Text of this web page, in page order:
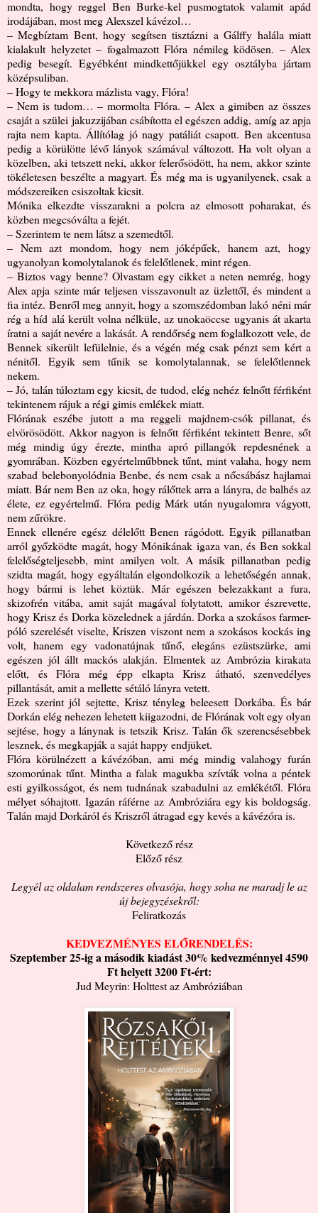
mondta, hogy reggel Ben Burke-kel pusmogtatok valamit apád
irodájában, most meg Alexszel kávézol…
– Megbíztam Bent, hogy segítsen tisztázni a Gálffy halála miatt
kialakult helyzetet – fogalmazott Flóra némileg ködösen. – Alex
pedig besegít. Egyébként mindkettőjükkel egy osztályba jártam
középsuliban.
– Hogy te mekkora mázlista vagy, Flóra!
– Nem is tudom… – mormolta Flóra. – Alex a gimiben az összes
csaját a szülei jakuzzijában csábította el egészen addig, amíg az apja
rajta nem kapta. Állítólag jó nagy patáliát csapott. Ben akcentusa
pedig a körülötte lévő lányok számával változott. Ha volt olyan a
közelben, aki tetszett neki, akkor felerősödött, ha nem, akkor szinte
tökéletesen beszélte a magyart. És még ma is ugyanilyenek, csak a
módszereiken csiszoltak kicsit.
Mónika elkezdte visszarakni a polcra az elmosott poharakat, és
közben megcsóválta a fejét.
– Szerintem te nem látsz a szemedtől.
– Nem azt mondom, hogy nem jóképűek, hanem azt, hogy
ugyanolyan komolytalanok és felelőtlenek, mint régen.
– Biztos vagy benne? Olvastam egy cikket a neten nemrég, hogy
Alex apja szinte már teljesen visszavonult az üzlettől, és mindent a
fia intéz. Benről meg annyit, hogy a szomszédomban lakó néni már
rég a híd alá került volna nélküle, az unokaöccse ugyanis át akarta
íratni a saját nevére a lakását. A rendőrség nem foglalkozott vele, de
Bennek sikerült lefülelnie, és a végén még csak pénzt sem kért a
nénitől. Egyik sem tűnik se komolytalannak, se felelőtlennek
nekem.
– Jó, talán túloztam egy kicsit, de tudod, elég nehéz felnőtt férfiként
tekintenem rájuk a régi gimis emlékek miatt.
Flórának eszébe jutott a ma reggeli majdnem-csók pillanat, és
elvörösödött. Akkor nagyon is felnőtt férfiként tekintett Benre, sőt
még mindig úgy érezte, mintha apró pillangók repdesnének a
gyomrában. Közben egyértelműbbnek tűnt, mint valaha, hogy nem
szabad belebonyolódnia Benbe, és nem csak a nőcsábász hajlamai
miatt. Bár nem Ben az oka, hogy rálőttek arra a lányra, de balhés az
élete, ez egyértelmű. Flóra pedig Márk után nyugalomra vágyott,
nem zűrökre.
Ennek ellenére egész délelőtt Benen rágódott. Egyik pillanatban
arról győzködte magát, hogy Mónikának igaza van, és Ben sokkal
felelőségteljesebb, mint amilyen volt. A másik pillanatban pedig
szidta magát, hogy egyáltalán elgondolkozik a lehetőségén annak,
hogy bármi is lehet köztük. Már egészen belezakkant a fura,
skizofrén vitába, amit saját magával folytatott, amikor észrevette,
hogy Krisz és Dorka közelednek a járdán. Dorka a szokásos farmer-
póló szerelését viselte, Kriszen viszont nem a szokásos kockás ing
volt, hanem egy vadonatújnak tűnő, elegáns ezüstszürke, ami
egészen jól állt mackós alakján. Elmentek az Ambrózia kirakata
előtt, és Flóra még épp elkapta Krisz átható, szenvedélyes
pillantását, amit a mellette sétáló lányra vetett.
Ezek szerint jól sejtette, Krisz tényleg beleesett Dorkába. És bár
Dorkán elég nehezen lehetett kiigazodni, de Flórának volt egy olyan
sejtése, hogy a lánynak is tetszik Krisz. Talán ők szerencsésebbek
lesznek, és megkapják a saját happy endjüket.
Flóra körülnézett a kávézóban, ami még mindig valahogy furán
szomorúnak tűnt. Mintha a falak magukba szívták volna a péntek
esti gyilkosságot, és nem tudnának szabadulni az emlékétől. Flóra
mélyet sóhajtott. Igazán ráférne az Ambróziára egy kis boldogság.
Talán majd Dorkáról és Kriszről átragad egy kevés a kávézóra is.
Következő rész
Előző rész
Legyél az oldalam rendszeres olvasója, hogy soha ne maradj le az
új bejegyzésekről:
Feliratkozás
KEDVEZMÉNYES ELŐRENDELÉS:
Szeptember 25-ig a második kiadást 30% kedvezménnyel 4590
Ft helyett 3200 Ft-ért:
Jud Meyrin: Holttest az Ambróziában